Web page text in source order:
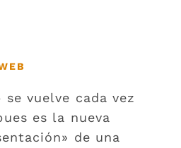
se vuelve cada vez
es la nueva
de una